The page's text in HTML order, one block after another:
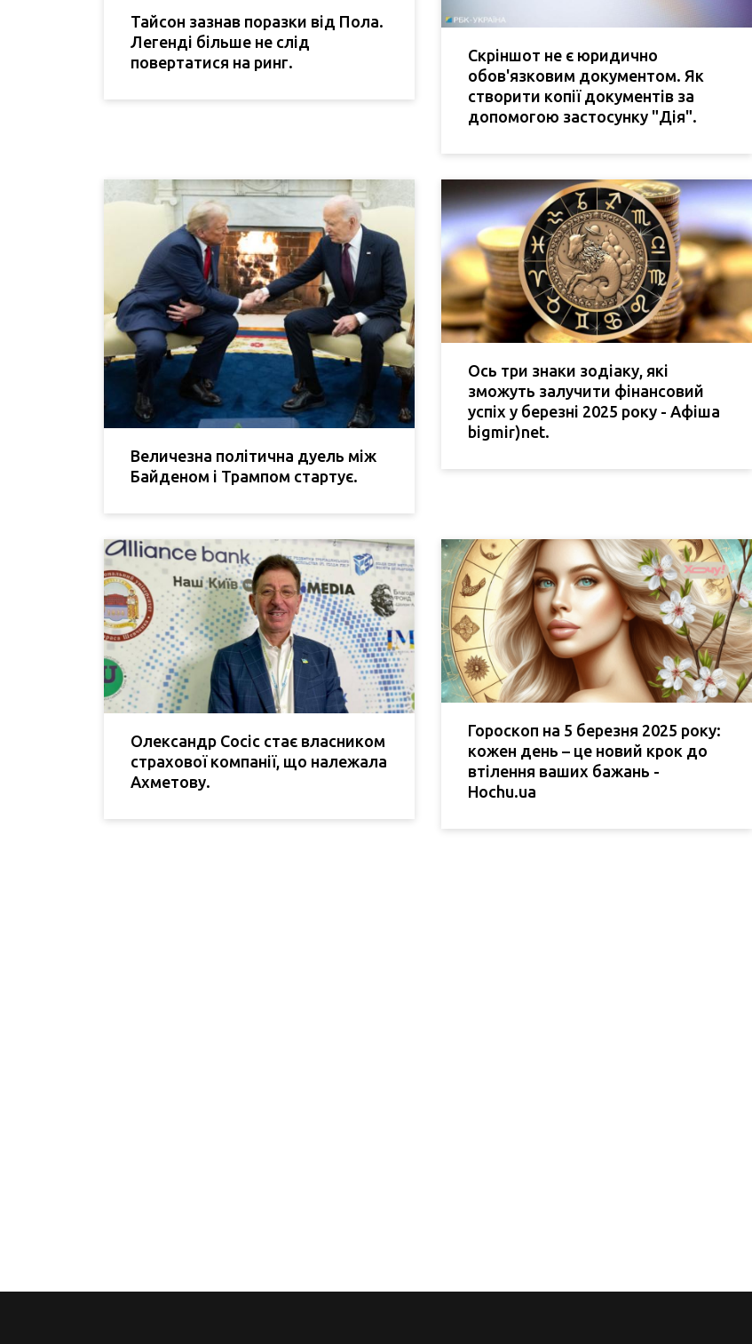
Тайсон зазнав поразки від Пола.
Легенді більше не слід
повертатися на ринг.
Скріншот не є юридично
обов'язковим документом. Як
створити копії документів за
допомогою застосунку "Дія".
Величезна політична дуель між
Байденом і Трампом стартує.
Ось три знаки зодіаку, які
зможуть залучити фінансовий
успіх у березні 2025 року - Афіша
bigmir)net.
Олександр Сосіс стає власником
страхової компанії, що належала
Ахметову.
Гороскоп на 5 березня 2025 року:
кожен день – це новий крок до
втілення ваших бажань -
Hochu.ua